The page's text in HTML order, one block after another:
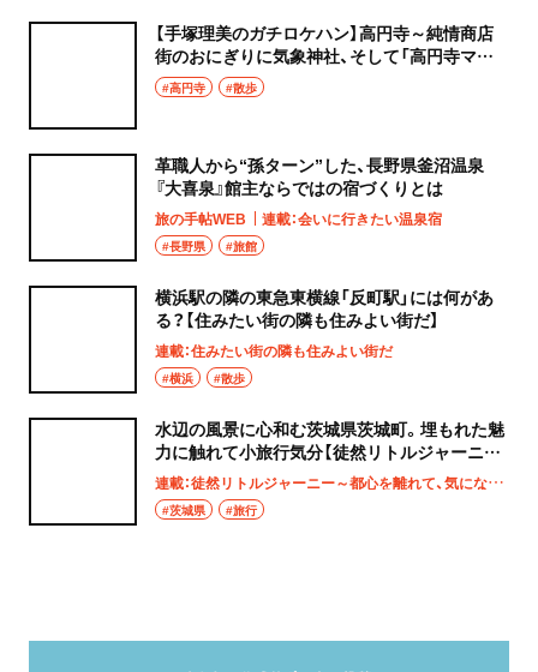
【手塚理美のガチロケハン】高円寺～純情商店
街のおにぎりに気象神社、そして「高円寺マシ
タ」へ！
#高円寺 #散歩
革職人から“孫ターン”した、長野県釜沼温泉
『大喜泉』館主ならではの宿づくりとは
旅の手帖WEB 連載：会いに行きたい温泉宿
#長野県 #旅館
横浜駅の隣の東急東横線「反町駅」には何があ
る？【住みたい街の隣も住みよい街だ】
連載：住みたい街の隣も住みよい街だ
#横浜 #散歩
水辺の風景に心和む茨城県茨城町。埋もれた魅
力に触れて小旅行気分【徒然リトルジャーニ
ー】
連載：徒然リトルジャーニー～都心を離れて、気になる土地へ
#茨城県 #旅行